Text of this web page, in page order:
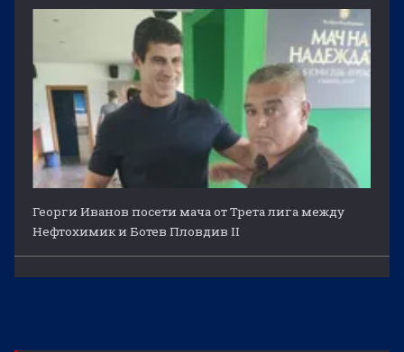
Георги Иванов посети мача от Трета лига между
Нефтохимик и Ботев Пловдив II